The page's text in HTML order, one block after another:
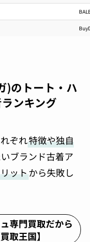
)のトート・ハ
ンキング
ぞれ特徴や独自
ブランド古着ア
ットから失敗し
専門買取だから
取王国】